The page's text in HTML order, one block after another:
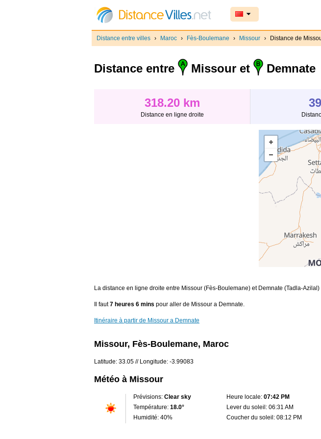
Distance entre villes › Maroc › Fès-Boulemane › Missour › Distance de
Distance entre Missour et Demnate
318.20 km
Distance en ligne droite
La distance en ligne droite entre Missour (Fès-Boulemane) et Demnate (Tadla-Azilal)
Il faut7 heures 6 mins pour aller de Missour a Demnate.
Itinéraire à partir de Missour a Demnate
Missour, Fès-Boulemane, Maroc
Latitude: 33.05 // Longitude: -3.99083
Météo à Missour
Prévisions: Clear sky
Température: 18.0°
Humidité: 40%
Heure locale: 07:42 PM
Lever du soleil: 06:31 AM
Coucher du soleil: 08:12 PM